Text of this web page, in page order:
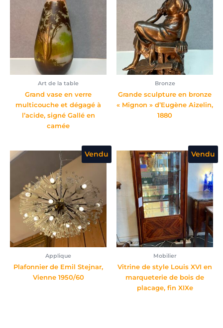
Art de la table
Grand vase en verre
multicouche et dégagé à
l’acide, signé Gallé en
camée
Bronze
Grande sculpture en bronze
« Mignon » d’Eugène Aizelin,
1880
Vendu
Applique
Plafonnier de Emil Stejnar,
Vienne 1950/60
Vendu
Mobilier
Vitrine de style Louis XVI en
marqueterie de bois de
placage, fin XIXe